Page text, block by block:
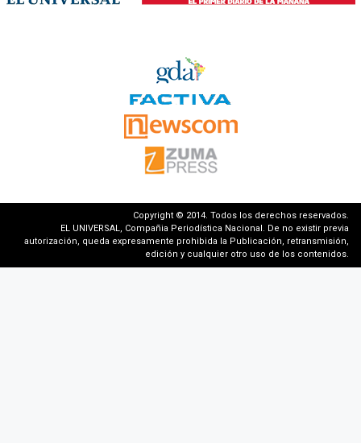
Copyright © 2014. Todos los derechos reservados.
EL UNIVERSAL, Compañia Periodística Nacional. De no existir previa
autorización, queda expresamente prohibida la Publicación, retransmisión,
edición y cualquier otro uso de los contenidos.